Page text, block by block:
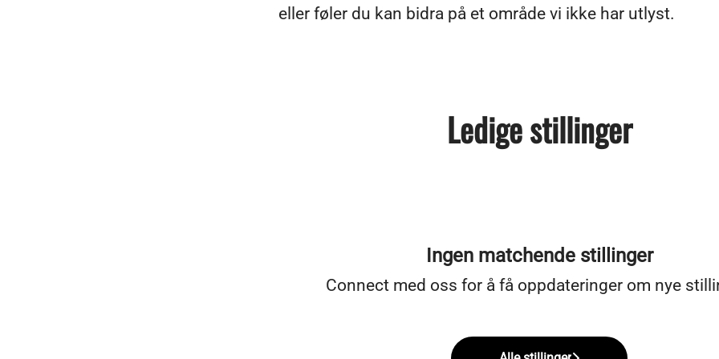
eller føler du kan bidra på et område vi ikke har utlyst.
Ledige stillinger
Ingen matchende stillinger
Connect med oss for å få oppdateringer om nye